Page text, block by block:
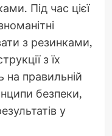
Під час цієї
з резинками,
з їх
правильній
безпеки,
у